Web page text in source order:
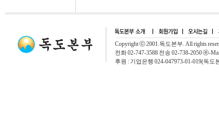
Copyright ⓒ 2001.독도본부. All rights
전화 02-747-3588 전송 02-738-2050 ⓔ-
후원 : 기업은행 024-047973-01-019(독도